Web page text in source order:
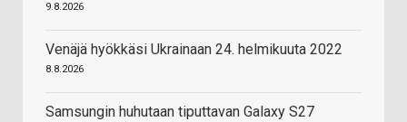
9.8.2026
Venäjä hyökkäsi Ukrainaan 24. helmikuuta 2022
8.8.2026
Samsungin huhutaan tiputtavan Galaxy S27